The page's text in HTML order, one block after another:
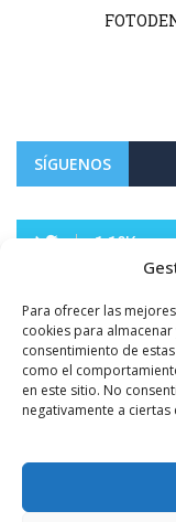
Para ofrecer las
cookies para
consentimiento de
como el
en este sitio. No
negativamente a
SÍGUENOS
1.10K+
ENLACES